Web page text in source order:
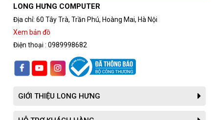
LONG HƯNG COMPUTER
Địa chỉ: 60 Tây Trà, Trần Phú, Hoàng Mai, Hà Nội
Xem bản đồ
Điện thoại : 0989998682
GIỚI THIỆU LONG HƯNG